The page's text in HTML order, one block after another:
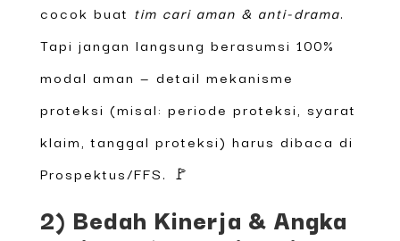
cocok buat tim cari aman & anti-drama.
Tapi jangan langsung berasumsi 100%
modal aman — detail mekanisme
proteksi (misal: periode proteksi, syarat
klaim, tanggal proteksi) harus dibaca di
Prospektus/FFS. 🚩
2) Bedah Kinerja & Angka